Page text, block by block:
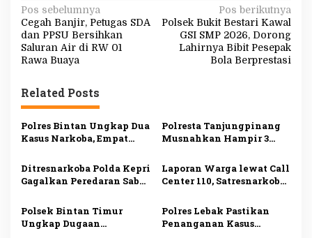
N
a
v
i
g
a
s
i
p
o
s
Pos sebelumnya
Cegah Banjir, Petugas SDA
dan PPSU Bersihkan
Saluran Air di RW 01
Rawa Buaya
Pos berikutnya
Polsek Bukit Bestari Kawal
GSI SMP 2026, Dorong
Lahirnya Bibit Pesepak
Bola Berprestasi
Related Posts
Polres Bintan Ungkap Dua
Kasus Narkoba, Empat
Sabu dan Ekstasi Disita
Polresta Tanjungpinang
Musnahkan Hampir 3
Malaysia, Dua Tersangka
Ditangkap
Ditresnarkoba Polda Kepri
Gagalkan Peredaran Sabu
Ditangkap di Batu Ampar
Laporan Warga lewat Call
Center 110, Satresnarkoba
Ungkap Kasus
Penyalahgunaan
Narkotika
Polsek Bintan Timur
Ungkap Dugaan
Polres Lebak Pastikan
Penanganan Kasus